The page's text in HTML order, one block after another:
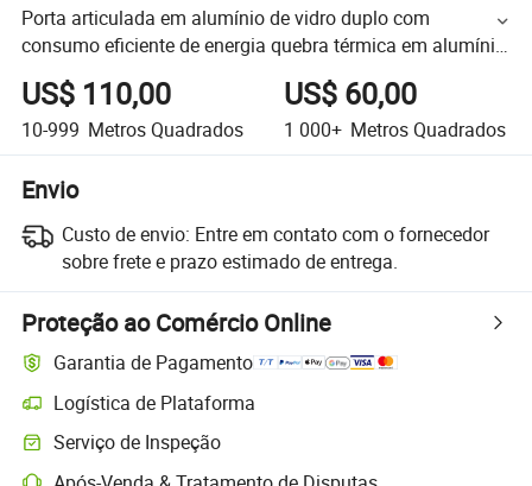
Porta articulada em alumínio de vidro duplo com
consumo eficiente de energia quebra térmica em alumínio
Portas de vidro francesas
US$ 110,00
10-999 Metros Quadrados
US$ 60,00
1 000+ Metros Quadrados
Envio
Custo de envio: Entre em contato com o fornecedor
sobre frete e prazo estimado de entrega.
Proteção ao Comércio Online
Garantia de Pagamento
Logística de Plataforma
Serviço de Inspeção